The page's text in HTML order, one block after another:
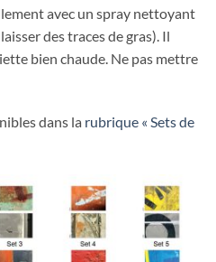
avec un spray nettoyant
des traces de gras). Il
bien chaude. Ne pas mettre
dans la rubrique « Sets de